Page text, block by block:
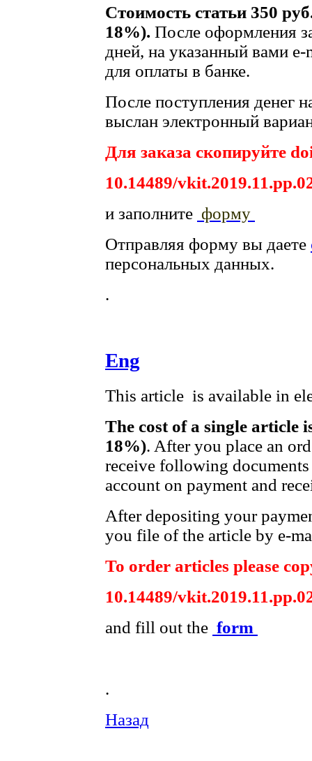
Стоимость статьи 350
18%). После оформления
дней, на указанный вами
для оплаты в банке.
После поступления денег
выслан электронный
Для заказа скопируйте
10.14489/
и заполните форму
Отправляя форму вы даете
персональных данных.
.
Eng
This article is available in
The cost of a single article
18%). After you place an
receive following
account on payment and
After depositing your
you file of the article by e-
To order articles please
10.14489/
and fill out the form
.
Назад